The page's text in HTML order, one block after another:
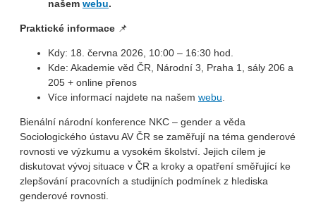
našem webu.
Praktické informace 📌
Kdy: 18. června 2026, 10:00 – 16:30 hod.
Kde: Akademie věd ČR, Národní 3, Praha 1, sály 206 a
205 + online přenos
Více informací najdete na našem webu.
Bienální národní konference NKC – gender a věda
Sociologického ústavu AV ČR se zaměřují na téma genderové
rovnosti ve výzkumu a vysokém školství. Jejich cílem je
diskutovat vývoj situace v ČR a kroky a opatření směřující ke
zlepšování pracovních a studijních podmínek z hlediska
genderové rovnosti.